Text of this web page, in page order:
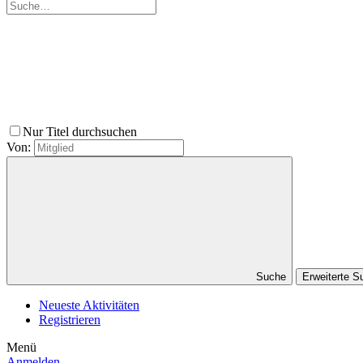
Nur Titel durchsuchen
Von:
Suche Erweiterte
Neueste Aktivitäten
Registrieren
Menü